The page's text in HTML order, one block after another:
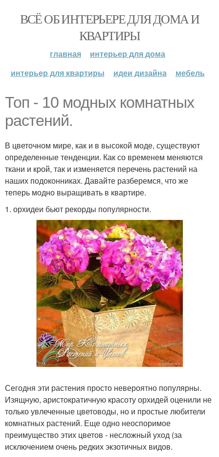
ВСЁ ОБ ИНТЕРЬЕРЕ ДЛЯ ДОМА И
КВАРТИРЫ
главная
интерьер для дома
интерьер для квартиры
идеи дизайна мебель
Топ - 10 модных комнатных
растений.
В цветочном мире, как и в высокой моде, существуют
определенные тенденции. Как со временем меняются
ткани и крой, так и изменяется перечень растений на
наших подоконниках. Давайте разберемся, что же
теперь модно выращивать в квартире.
1. орхидеи бьют рекорды популярности.
Сегодня эти растения просто невероятно популярны.
Изящную, аристократичную красоту орхидей оценили не
только увлеченные цветоводы, но и простые любители
комнатных растений. Еще одно неоспоримое
преимущество этих цветов - несложный уход (за
исключением очень редких экзотичных видов.